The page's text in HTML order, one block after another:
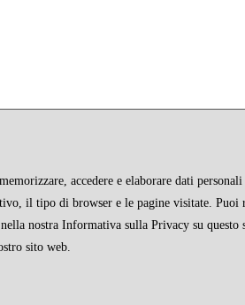
accedere e elaborare dati
il tipo di browser e le pagine visitate. Puoi
nostra Informativa sulla Privacy su
sito web.